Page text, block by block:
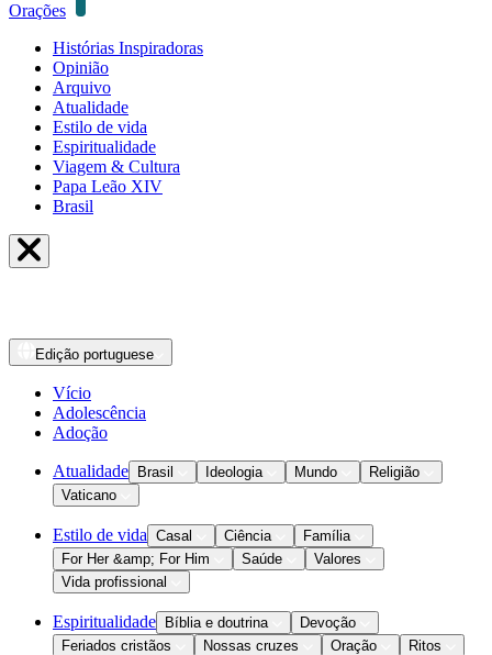
Orações
Histórias Inspiradoras
Opinião
Arquivo
Atualidade
Estilo de vida
Espiritualidade
Viagem & Cultura
Papa Leão XIV
Brasil
Edição portuguese
Vício
Adolescência
Adoção
Atualidade Brasil Ideologia Mundo
Religião
Vaticano
Estilo de vida Casal Ciência
Família
For Her &amp; For Him
Saúde
Valores
Vida profissional
Espiritualidade Bíblia e doutrina
Devoção
Feriados cristãos
Nossas cruzes Oração
Ritos